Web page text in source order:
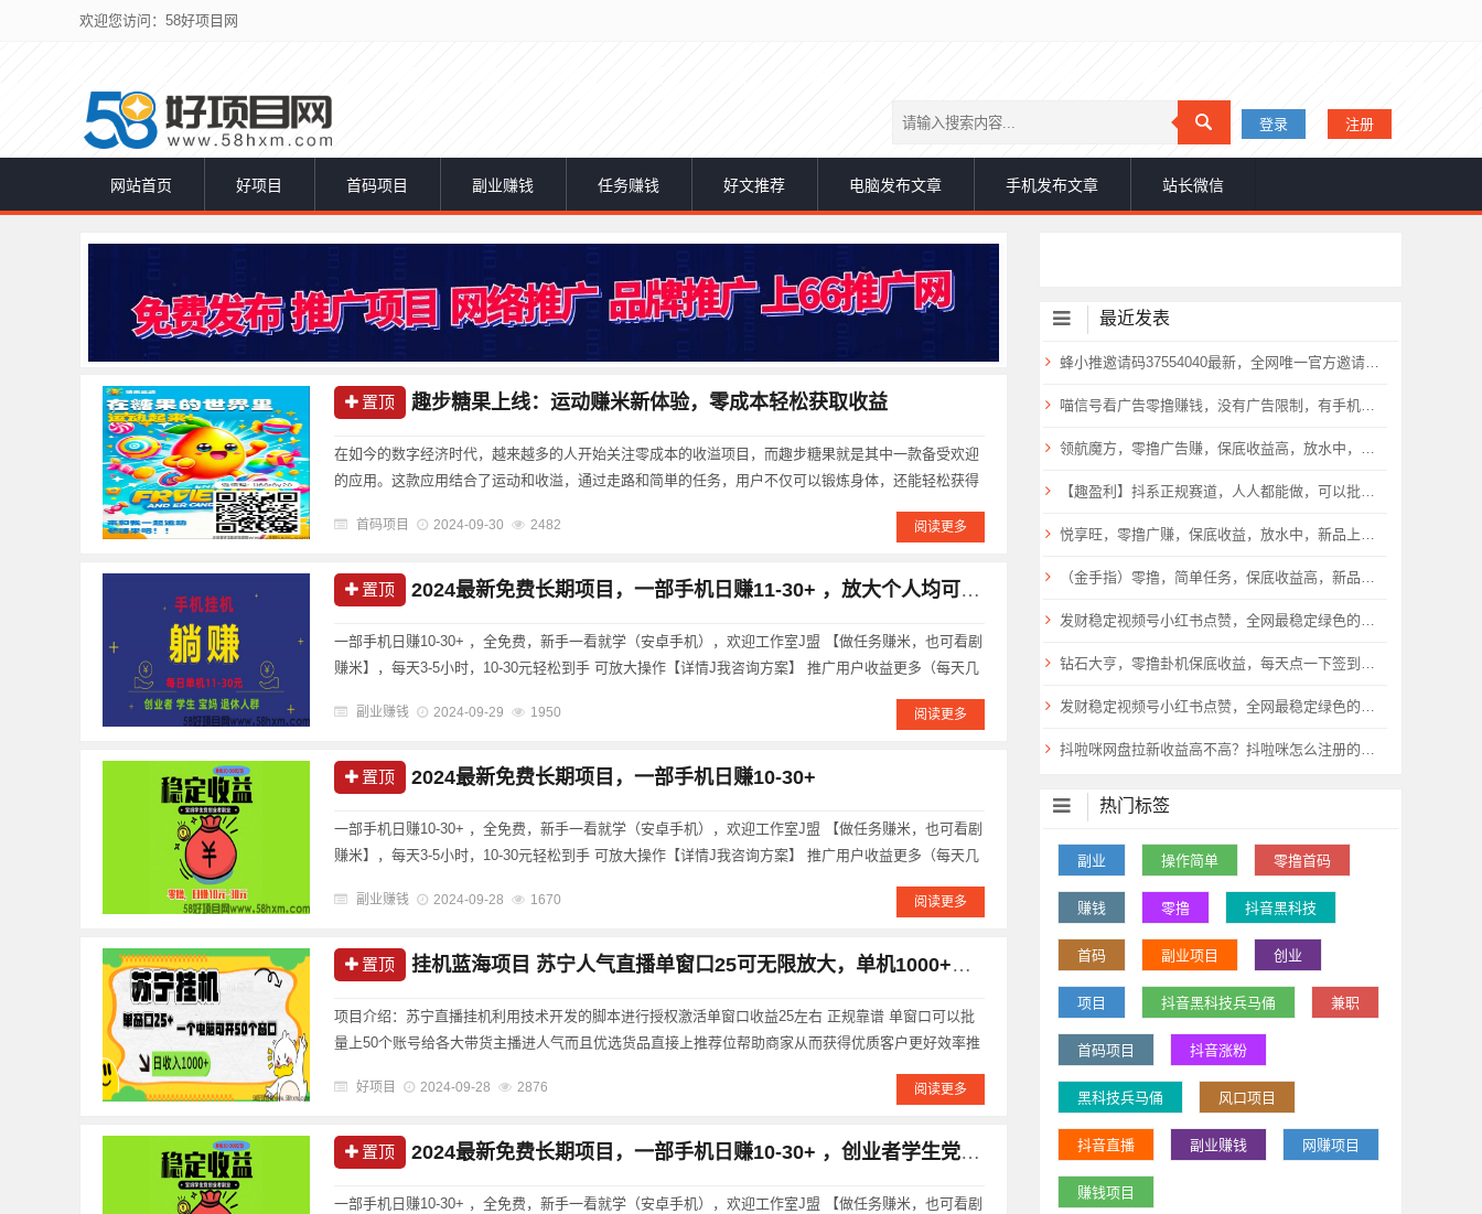
欢迎您访问：58好项目网
登录 注册
网站首页 好项目 首码项目 副业赚钱 任务赚钱 好文推荐 电脑发布文章 手机发布文章 站长微信
置顶 趣步糖果上线：运动赚米新体验，零成本轻松获取收益
在如今的数字经济时代，越来越多的人开始关注零成本的收溢项目，而趣步糖果就是其中一款备受欢迎
的应用。这款应用结合了运动和收溢，通过走路和简単的任务，用户不仅可以锻炼身体，还能轻松获得
玩法及相关攻略，帮助用户轻松上手并获得稳定收溢。......
首码项目 2024-09-30 2482 阅读更多
置顶 2024最新免费长期项目，一部手机日赚11-30+ ，放大个人均可操作
一部手机日赚10-30+ ，全免费，新手一看就学（安卓手机），欢迎工作室J盟 【做任务赚米，也可看剧
赚米】，每天3-5小时，10-30元轻松到手 可放大操作【详情J我咨询方案】 推广用户收益更多（每天几
友可以追一追......
副业赚钱 2024-09-29 1950 阅读更多
置顶 2024最新免费长期项目，一部手机日赚10-30+
一部手机日赚10-30+ ，全免费，新手一看就学（安卓手机），欢迎工作室J盟 【做任务赚米，也可看剧
赚米】，每天3-5小时，10-30元轻松到手 可放大操作【详情J我咨询方案】 推广用户收益更多（每天几
友可以追一追......
副业赚钱 2024-09-28 1670 阅读更多
置顶 挂机蓝海项目 苏宁人气直播单窗口25可无限放大，单机1000+收益（适合居家创业）
项目介绍：苏宁直播挂机利用技术开发的脚本进行授权激活单窗口收益25左右 正规靠谱 单窗口可以批
量上50个账号给各大带货主播进人气而且优选货品直接上推荐位帮助商家从而获得优质客户更好效率推
益可直接兑换自己银行卡和支付宝懂得上车百度......
好项目 2024-09-28 2876 阅读更多
置顶 2024最新免费长期项目，一部手机日赚10-30+ ，创业者学生党宝妈副业
一部手机日赚10-30+ ，全免费，新手一看就学（安卓手机），欢迎工作室J盟 【做任务赚米，也可看剧
最近发表
蜂小推邀请码37554040最新，全网唯一官方邀请码公开！
喵信号看广告零撸赚钱，没有广告限制，有手机就能每天看广告赚钱！
领航魔方，零撸广告赚，保底收益高，放水中，新品上线，
【趣盈利】抖系正规赛道，人人都能做，可以批量搞！
悦享旺，零撸广赚，保底收益，放水中，新品上线，
（金手指）零撸，简单任务，保底收益高，新品上线，
发财稳定视频号小红书点赞，全网最稳定绿色的项目，已经稳定操作
钻石大亨，零撸卦机保底收益，每天点一下签到，新品上线，
发财稳定视频号小红书点赞，全网最稳定绿色的项目，马上起来哦
抖啦咪网盘拉新收益高不高？抖啦咪怎么注册的？详细教程
热门标签
副业 操作简单 零撸首码
赚钱 零撸 抖音黑科技
首码 副业项目 创业
项目 抖音黑科技兵马俑 兼职
首码项目 抖音涨粉
黑科技兵马俑 风口项目
抖音直播 副业赚钱 网赚项目
赚钱项目